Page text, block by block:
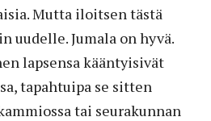
Mutta iloitsen tästä
uudelle. Jumala on hyvä.
lapsensa kääntyisivät
tapahtuipa se sitten
tai seurakunnan